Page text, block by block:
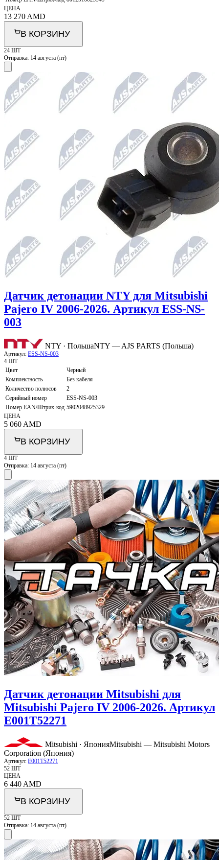
ЦЕНА
13 270 AMD
В КОРЗИНУ
24 ШТ
Отправка: 14 августа (пт)
Датчик детонации NTY для Mitsubishi
Pajero IV 2006-2026. Артикул ESS-NS-
003
NTY · ПольшаNTY — AJS PARTS (Польша)
Артикул: ESS-NS-003
4 ШТ
Цвет
Черный
Комплектность
Без кабеля
Количество полюсов
2
Серийный номер
ESS-NS-003
Номер EAN/Штрих-код 5902048925329
ЦЕНА
5 060 AMD
В КОРЗИНУ
4 ШТ
Отправка: 14 августа (пт)
Датчик детонации Mitsubishi для
Mitsubishi Pajero IV 2006-2026. Артикул
E001T52271
Mitsubishi · ЯпонияMitsubishi — Mitsubishi Motors
Corporation (Япония)
Артикул: E001T52271
52 ШТ
ЦЕНА
6 440 AMD
В КОРЗИНУ
52 ШТ
Отправка: 14 августа (пт)